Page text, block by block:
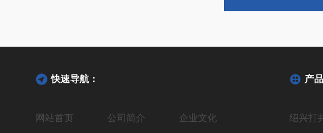
快速导航：
网站首页 公司简介 企业文化
产